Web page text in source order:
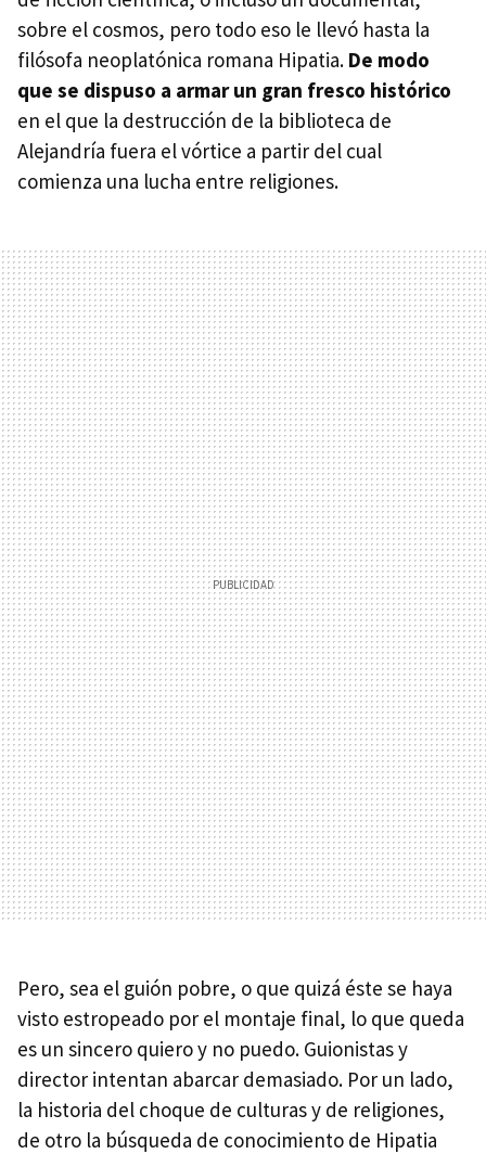
sobre el cosmos, pero todo eso le llevó hasta la
filósofa neoplatónica romana Hipatia. De modo
que se dispuso a armar un gran fresco histórico
en el que la destrucción de la biblioteca de
Alejandría fuera el vórtice a partir del cual
comienza una lucha entre religiones.
Pero, sea el guión pobre, o que quizá éste se haya
visto estropeado por el montaje final, lo que queda
es un sincero quiero y no puedo. Guionistas y
director intentan abarcar demasiado. Por un lado,
la historia del choque de culturas y de religiones,
de otro la búsqueda de conocimiento de Hipatia